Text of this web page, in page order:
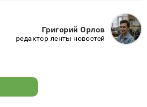
Григорий Орлов
редактор ленты новостей